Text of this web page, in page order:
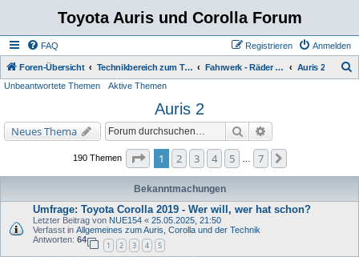
Toyota Auris und Corolla Forum
FAQ Anmelden
Registrieren
Foren-Übersicht Technikbereich zum Toyota Auris Fahrwerk - Räder - Bremse - ABS - VSC Auris 2
Unbeantwortete Themen Aktive Themen
Auris 2
Neues Thema Suche
190 Themen Seite von
1 2 3 4 5 7
Bekanntmachungen
Umfrage: Toyota Corolla 2019 - Wer will, wer hat schon?
Letzter Beitrag von NUE154 « 25.05.2025, 21:50
Verfasst in Allgemeines zum Auris, Corolla und der Technik
Antworten: 64
1 2 3 4 5